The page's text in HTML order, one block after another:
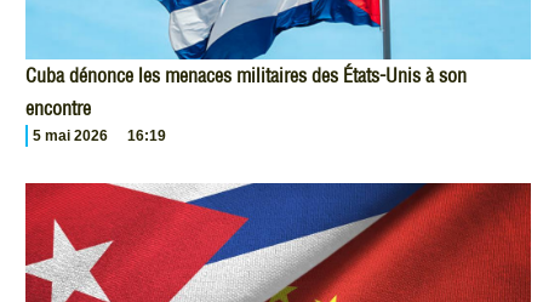
Cuba dénonce les menaces militaires des États-Unis à son
encontre
5 mai 2026 16:19